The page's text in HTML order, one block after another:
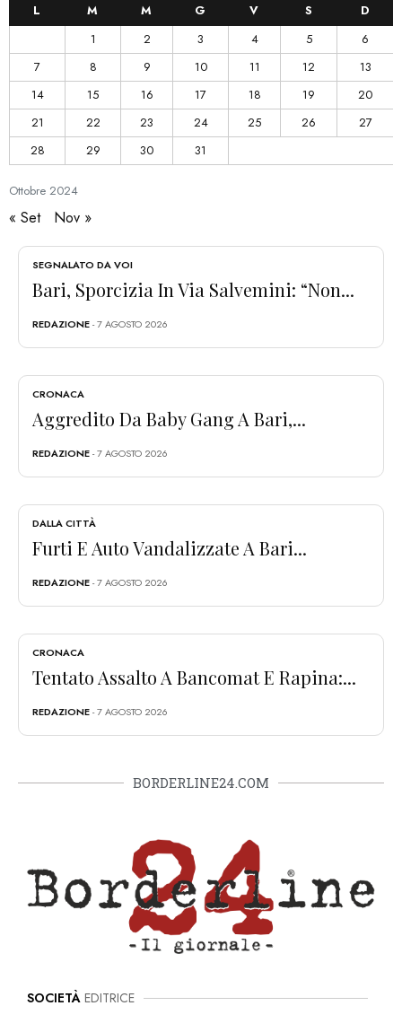
Ottobre 2024
L M M G V S
D
1
2 3 4 5
6
7
8 9 10 11 12
13
14
15 16 17 18 19
20
21
22 23 24 25 26
27
28
29 30 31
« Set Nov »
SEGNALATO DA VOI
Bari, Sporcizia In Via Salvemini: “Non...
REDAZIONE- 7 AGOSTO 2026
CRONACA
Aggredito Da Baby Gang A Bari,...
REDAZIONE- 7 AGOSTO 2026
DALLA CITTÀ
Furti E Auto Vandalizzate A Bari...
REDAZIONE- 7 AGOSTO 2026
CRONACA
Tentato Assalto A Bancomat E Rapina:...
REDAZIONE- 7 AGOSTO 2026
BORDERLINE24.COM
SOCIETÀ EDITRICE